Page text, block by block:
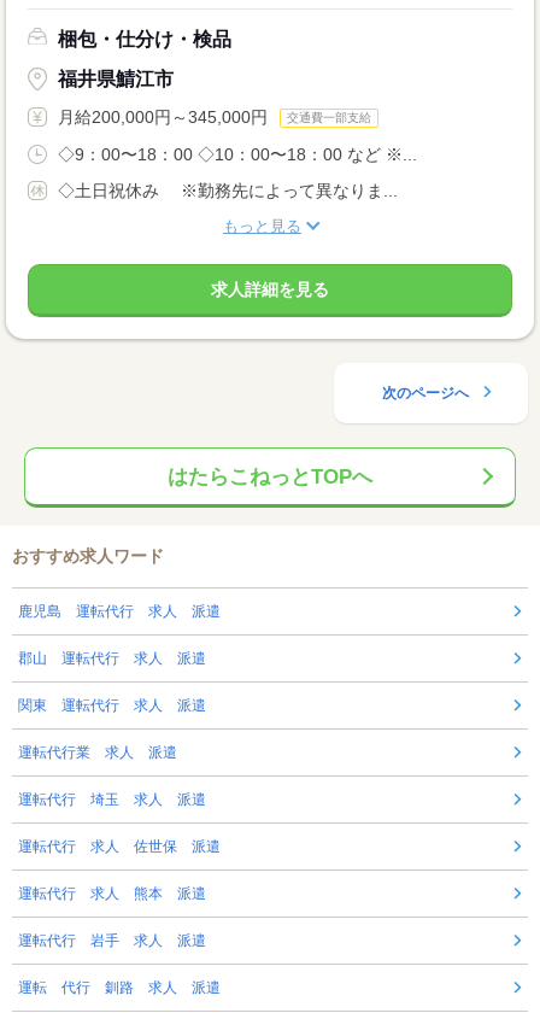
梱包・仕分け・検品
福井県鯖江市
月給200,000円～345,000円 交通費一部支給
◇9：00〜18：00 ◇10：00〜18：00 など ※...
◇土日祝休み ※勤務先によって異なりま...
もっと見る
求人詳細を見る
次のページへ
はたらこねっとTOPへ
おすすめ求人ワード
鹿児島 運転代行 求人 派遣
郡山 運転代行 求人 派遣
関東 運転代行 求人 派遣
運転代行業 求人 派遣
運転代行 埼玉 求人 派遣
運転代行 求人 佐世保 派遣
運転代行 求人 熊本 派遣
運転代行 岩手 求人 派遣
運転 代行 釧路 求人 派遣